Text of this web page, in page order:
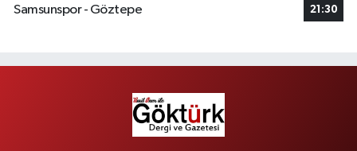
Samsunspor - Göztepe
21:30